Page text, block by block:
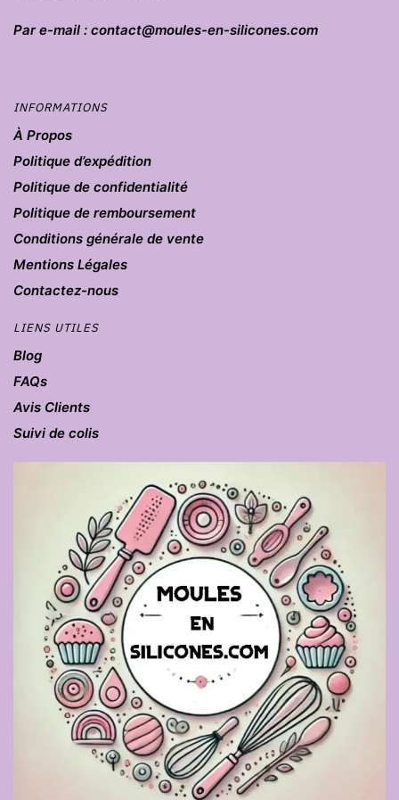
Par e-mail : contact@moules-en-silicones.com
INFORMATIONS
À Propos
Politique d’expédition
Politique de confidentialité
Politique de remboursement
Conditions générale de vente
Mentions Légales
Contactez-nous
LIENS UTILES
Blog
FAQs
Avis Clients
Suivi de colis